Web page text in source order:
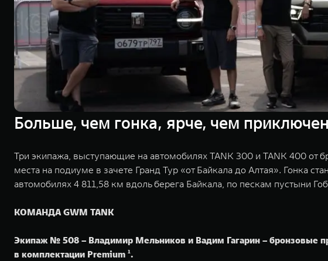
Больше, чем гонка, ярче, чем
Три экипажа, выступающие на автомобилях TANK 300 и TANK 400 от
места на подиуме в зачете Гранд Тур «от Байкала до Алтая». Гонка
автомобилях 4 811,58 км вдоль берега Байкала, по пескам пустыни
КОМАНДА GWM TANK
Экипаж № 508 – Владимир Мельников и Вадим Гагарин – бронзовые
в комплектации Premium ¹.